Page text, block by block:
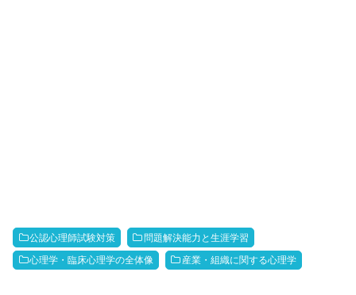
公認心理師試験対策 問題解決能力と生涯学習
心理学・臨床心理学の全体像 産業・組織に関する心理学